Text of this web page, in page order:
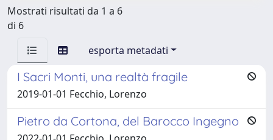
Mostrati risultati da 1 a 6
di 6
esporta metadati
I Sacri Monti, una realtà fragile
2019-01-01 Fecchio, Lorenzo
Pietro da Cortona, del Barocco Ingegno